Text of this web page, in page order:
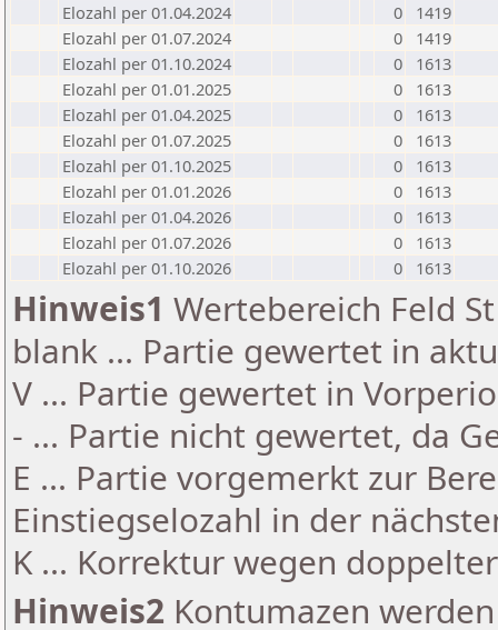
Elozahl per 01.04.2024
0
1419
Elozahl per 01.07.2024
0
1419
Elozahl per 01.10.2024
0
1613
Elozahl per 01.01.2025
0
1613
Elozahl per 01.04.2025
0
1613
Elozahl per 01.07.2025
0
1613
Elozahl per 01.10.2025
0
1613
Elozahl per 01.01.2026
0
1613
Elozahl per 01.04.2026
0
1613
Elozahl per 01.07.2026
0
1613
Elozahl per 01.10.2026
0 1613
Hinweis1 Wertebereich Feld
blank ... Partie gewertet in
V ... Partie gewertet in
- ... Partie nicht gewertet, da
E ... Partie vorgemerkt zur
Einstiegselozahl in der
K ... Korrektur wegen
Hinweis2 Kontumazen